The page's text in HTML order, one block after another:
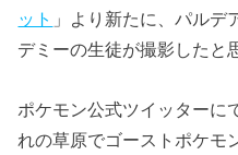
ット 」より新たに、パルデ
デミーの生徒が撮影したと
ポケモン公式ツイッターに
れの草原でゴーストポケモ